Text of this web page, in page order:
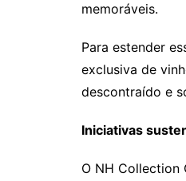
memoráveis.
Para estender
exclusiva de
descontraído e
Iniciativas
O NH Collection